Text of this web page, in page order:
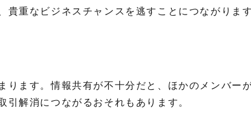
重なビジネスチャンスを逃すことにつながりま
ます。情報共有が不十分だと、ほかのメンバー
引解消につながるおそれもあります。